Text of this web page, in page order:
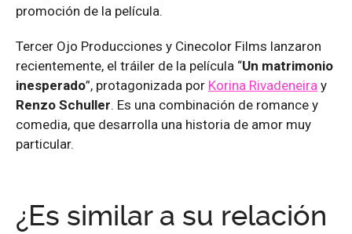
promoción de la película.
Tercer Ojo Producciones y Cinecolor Films lanzaron
recientemente, el tráiler de la película “Un matrimonio
inesperado”, protagonizada por Korina Rivadeneira y
Renzo Schuller. Es una combinación de romance y
comedia, que desarrolla una historia de amor muy
particular.
¿Es similar a su relación